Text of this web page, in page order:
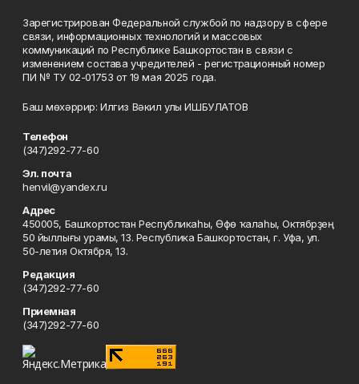
Зарегистрирован Федеральной службой по надзору в сфере
связи, информационных технологий и массовых
коммуникаций по Республике Башкортостан в связи с
изменением состава учредителей - регистрационный номер
ПИ № ТУ 02-01753 от 19 мая 2025 года.
Баш мөхәррир: Илгиз Вәкил улы ИШБУЛАТОВ
Телефон
(347)292-77-60
Эл. почта
henvil@yandex.ru
Адрес
450005, Башҡортостан Республикаһы, Өфө ҡалаһы, Октябрҙең
50 йыллығы урамы, 13. Республика Башкортостан, г. Уфа, ул.
50-летия Октября, 13.
Редакция
(347)292-77-60
Приемная
(347)292-77-60